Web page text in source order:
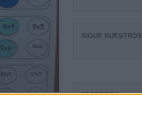
SIGUE
FACEBOOK